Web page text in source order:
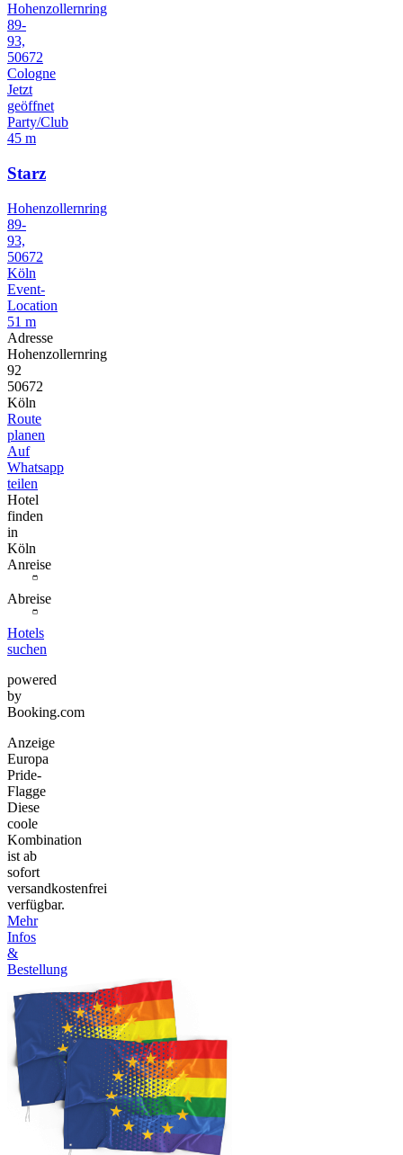
Hohenzollernring
89-
93,
50672
Cologne
Jetzt
geöffnet
Party/Club
45 m
Starz
Hohenzollernring
89-
93,
50672
Köln
Event-
Location
51 m
Adresse
Hohenzollernring
92
50672
Köln
Route
planen
Auf
Whatsapp
teilen
Hotel
finden
in
Köln
Anreise
Abreise
Hotels
suchen
powered
by
Booking.com
Anzeige
Europa
Pride-
Flagge
Diese
coole
Kombination
ist ab
sofort
versandkostenfrei
verfügbar.
Mehr
Infos
&
Bestellung